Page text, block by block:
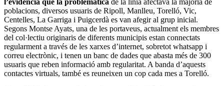
poblacions, diversos usuaris de Ripoll, Manlleu, Torelló, Vic,
Centelles, La Garriga i Puigcerdà es van afegir al grup inicial.
Segons Montse Ayats, una de les portaveus, actualment els membres
del col·lectiu originaris de diferents municipis estan connectats
regularment a través de les xarxes d’internet, sobretot whatsapp i
correu electrònic, i tenen un banc de dades que abasta més de 300
usuaris que reben informació amb regularitat. A banda d’aquests
contactes virtuals, també es reuneixen un cop cada mes a Torelló.